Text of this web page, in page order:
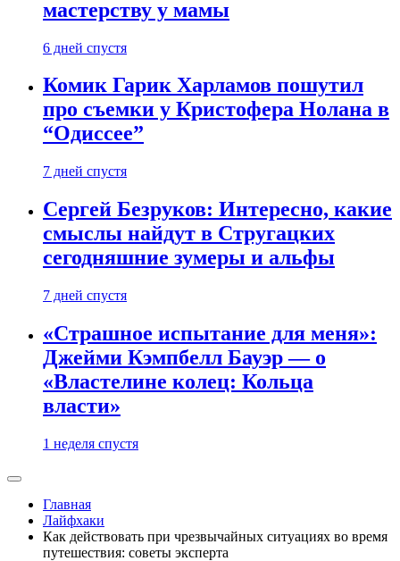
мастерству у мамы
6 дней спустя
Комик Гарик Харламов пошутил
про съемки у Кристофера Нолана в
“Одиссее”
7 дней спустя
Сергей Безруков: Интересно, какие
смыслы найдут в Стругацких
сегодняшние зумеры и альфы
7 дней спустя
«Страшное испытание для меня»:
Джейми Кэмпбелл Бауэр — о
«Властелине колец: Кольца
власти»
1 неделя спустя
Главная
Лайфхаки
Как действовать при чрезвычайных ситуациях во время
путешествия: советы эксперта